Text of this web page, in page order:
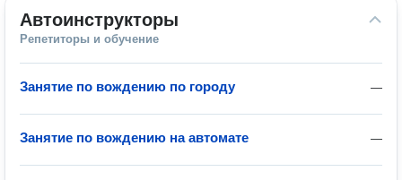
Автоинструкторы
Репетиторы и обучение
—
Занятие по вождению по городу
—
Занятие по вождению на автомате